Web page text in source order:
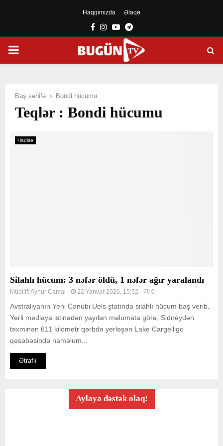
Haqqımızda Əlaqə
Facebook
Instagram
YoutubeTelegram
PRIMARY
Baş səhifə Bondi hücumu
Teqlər : Bondi hücumu
Hadisə
Silahlı hücum: 3 nəfər öldü, 1 nəfər ağır yaralandı
Müəllif:Aynur Camal 22 Yanvar 2026, 15:52 0
Avstraliyanın Yeni Cənubi Uels ştatında silahlı hücum baş verib.
Yerli mediaya istinadən yayılan məlumata görə, Sidneydən
təxminən 611 kilometr qərbdə yerləşən Lake Cargelligo
qəsəbəsində naməlum...
Ətraflı
Aylaya dəstək olaq!